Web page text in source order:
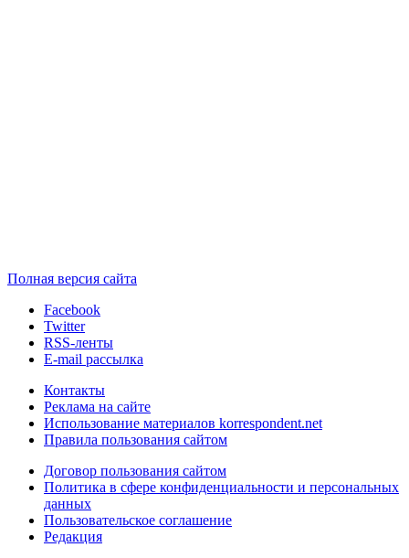
Полная версия сайта
Facebook
Twitter
RSS-ленты
E-mail рассылка
Контакты
Реклама на сайте
Использование материалов korrespondent.net
Правила пользования сайтом
Договор пользования сайтом
Политика в сфере конфиденциальности и персональных
данных
Пользовательское соглашение
Редакция